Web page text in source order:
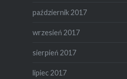
październik 2017
wrzesień 2017
sierpień 2017
lipiec 2017